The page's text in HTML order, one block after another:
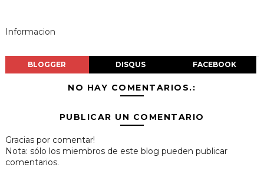
Informacion
BLOGGER DISQUS FACEBOOK
NO HAY COMENTARIOS.:
PUBLICAR UN COMENTARIO
Gracias por comentar!
Nota: sólo los miembros de este blog pueden publicar
comentarios.